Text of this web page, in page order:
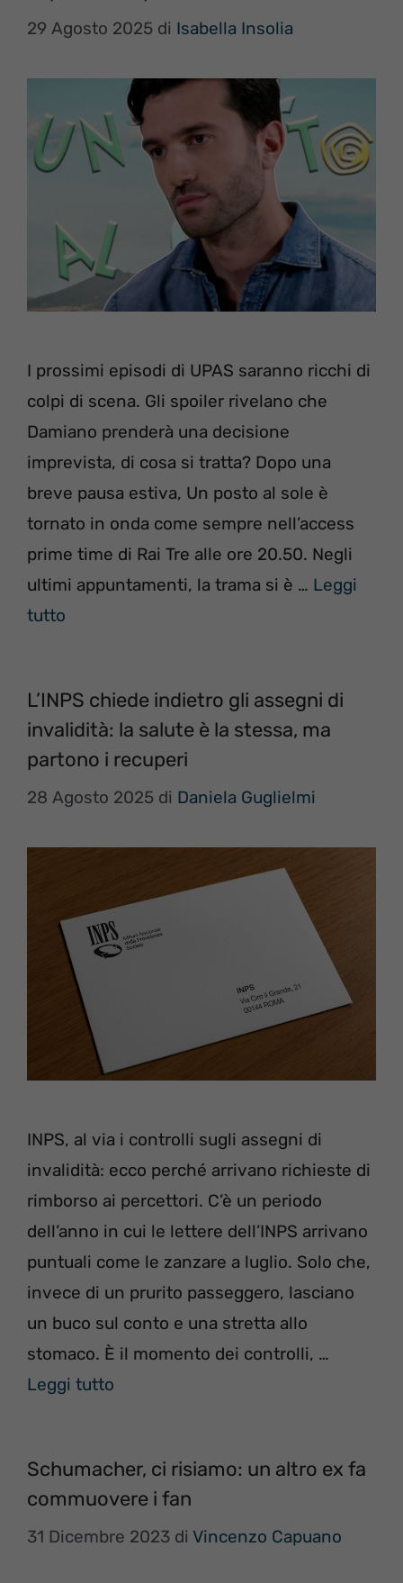
29 Agosto 2025 di Isabella Insolia
I prossimi episodi di UPAS saranno ricchi di
colpi di scena. Gli spoiler rivelano che
Damiano prenderà una decisione
imprevista, di cosa si tratta? Dopo una
breve pausa estiva, Un posto al sole è
tornato in onda come sempre nell’access
prime time di Rai Tre alle ore 20.50. Negli
ultimi appuntamenti, la trama si è … Leggi
tutto
L’INPS chiede indietro gli assegni di
invalidità: la salute è la stessa, ma
partono i recuperi
28 Agosto 2025 di Daniela Guglielmi
INPS, al via i controlli sugli assegni di
invalidità: ecco perché arrivano richieste di
rimborso ai percettori. C’è un periodo
dell’anno in cui le lettere dell’INPS arrivano
puntuali come le zanzare a luglio. Solo che,
invece di un prurito passeggero, lasciano
un buco sul conto e una stretta allo
stomaco. È il momento dei controlli, …
Leggi tutto
Schumacher, ci risiamo: un altro ex fa
commuovere i fan
31 Dicembre 2023 di Vincenzo Capuano